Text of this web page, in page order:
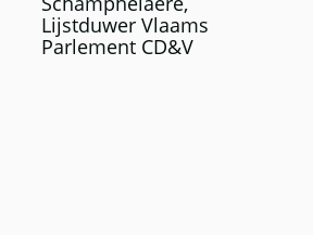
Lijstduwer Vlaams
Parlement CD&V